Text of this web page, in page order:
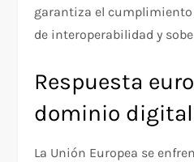
garantiza el
de interoperabilidad y
Respuesta
dominio
La Unión Europea se